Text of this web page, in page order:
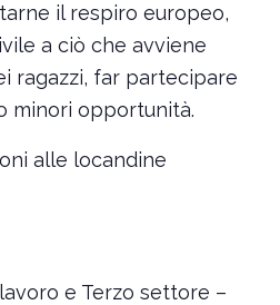
il respiro europeo,
a ciò che avviene
ragazzi, far partecipare
minori opportunità.
alle locandine
e Terzo settore –